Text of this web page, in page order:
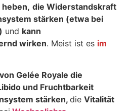
die Widerstandskraft
stärken (etwa bei
und kann
wirken. Meist ist es im
Gelée Royale die
und Fruchtbarkeit
stärken, die Vitalität